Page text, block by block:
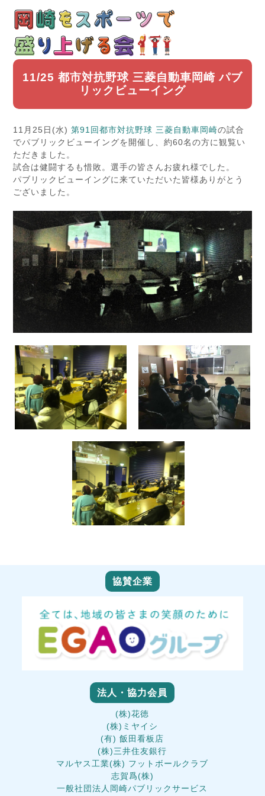
11/25 都市対抗野球 三菱自動車岡崎 パブ
リックビューイング
11月25日(水)第91回都市対抗野球 三菱自動車岡崎の試合
でパブリックビューイングを開催し、約60名の方に観覧い
ただきました。
試合は健闘するも惜敗。選手の皆さんお疲れ様でした。
パブリックビューイングに来ていただいた皆様ありがとう
ございました。
協賛企業
法人・協力会員
(株)花徳
(株)ミヤイシ
(有) 飯田看板店
(株)三井住友銀行
マルヤス工業(株) フットボールクラブ
志賀爲(株)
一般社団法人岡崎パブリックサービス